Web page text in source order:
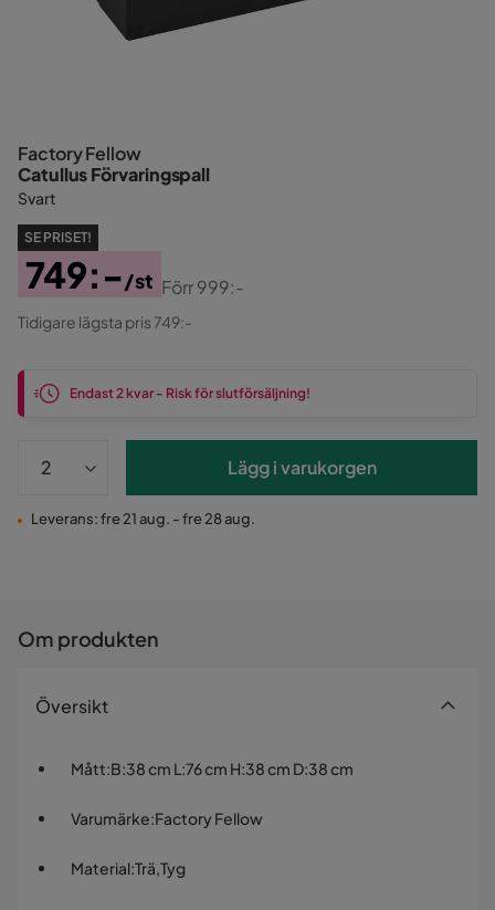
Factory Fellow
Catullus Förvaringspall
Svart
SE PRISET!
Pris
749:-/st
Original
Pris
Förr999:-
Tidigare lägsta pris 749:-
Endast 2 kvar - Risk för slutförsäljning!
Lägg i varukorgen
Leverans: fre 21 aug. - fre 28 aug.
Om produkten
Översikt
Mått:B:38 cm L:76 cm H:38 cm D:38 cm
Varumärke:Factory Fellow
Material:Trä,Tyg